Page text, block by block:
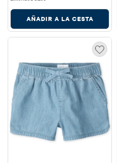
AÑADIR A LA CESTA